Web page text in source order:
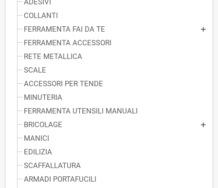
ADESIVI
COLLANTI
FERRAMENTA FAI DA TE
FERRAMENTA ACCESSORI
RETE METALLICA
SCALE
ACCESSORI PER TENDE
MINUTERIA
FERRAMENTA UTENSILI MANUALI
BRICOLAGE
MANICI
EDILIZIA
SCAFFALLATURA
ARMADI PORTAFUCILI